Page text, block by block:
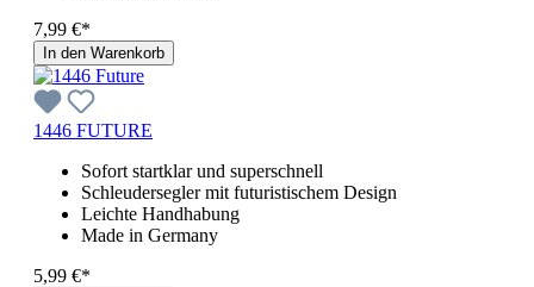
7,99 €*
In den Warenkorb
1446 FUTURE
Sofort startklar und superschnell
Schleudersegler mit futuristischem Design
Leichte Handhabung
Made in Germany
5,99 €*